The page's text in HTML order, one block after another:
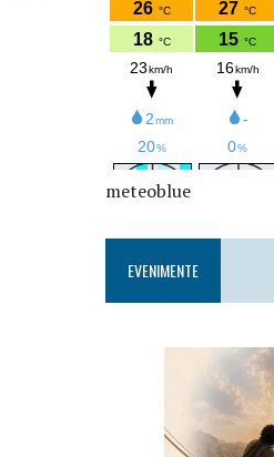
meteoblue
EVENIMENTE